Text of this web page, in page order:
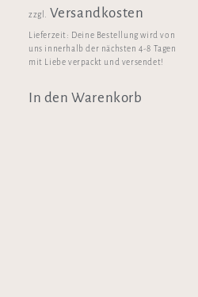
zzgl. Versandkosten
Lieferzeit: Deine Bestellung wird von
uns innerhalb der nächsten 4-8 Tagen
mit Liebe verpackt und versendet!
In den Warenkorb